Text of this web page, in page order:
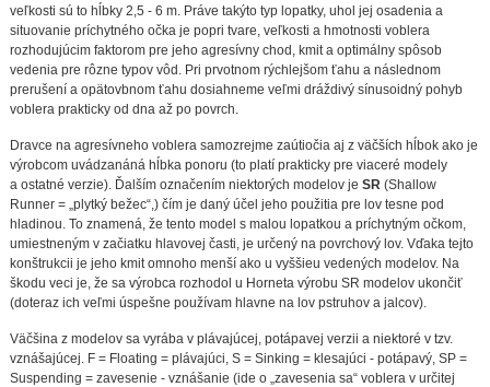
veľkosti sú to hĺbky 2,5 - 6 m. Práve takýto typ lopatky, uhol jej osadenia a
situovanie príchytného očka je popri tvare, veľkosti a hmotnosti voblera
rozhodujúcim faktorom pre jeho agresívny chod, kmit a optimálny spôsob
vedenia pre rôzne typov vôd. Pri prvotnom rýchlejšom ťahu a následnom
prerušení a opätovbnom ťahu dosiahneme veľmi dráždivý sínusoidný pohyb
voblera prakticky od dna až po povrch.
Dravce na agresívneho voblera samozrejme zaútiočia aj z väčších hĺbok ako je
výrobcom uvádzanáná hĺbka ponoru (to platí prakticky pre viaceré modely
a ostatné verzie). Ďalším označením niektorých modelov je SR (Shallow
Runner = „plytký bežec“,) čím je daný účel jeho použitia pre lov tesne pod
hladinou. To znamená, že tento model s malou lopatkou a príchytným očkom,
umiestneným v začiatku hlavovej časti, je určený na povrchový lov. Vďaka tejto
konštrukcii je jeho kmit omnoho menší ako u vyššieu vedených modelov. Na
škodu veci je, že sa výrobca rozhodol u Horneta výrobu SR modelov ukončiť
(doteraz ich veľmi úspešne používam hlavne na lov pstruhov a jalcov).
Väčšina z modelov sa vyrába v plávajúcej, potápavej verzii a niektoré v tzv.
vznášajúcej. F = Floating = plávajúci, S = Sinking = klesajúci - potápavý, SP =
Suspending = zavesenie - vznášanie (ide o „zavesenia sa“ voblera v určitej